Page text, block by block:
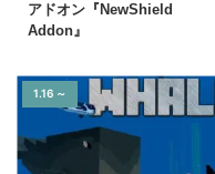
アドオン『NewShield
Addon』
1.16 ～